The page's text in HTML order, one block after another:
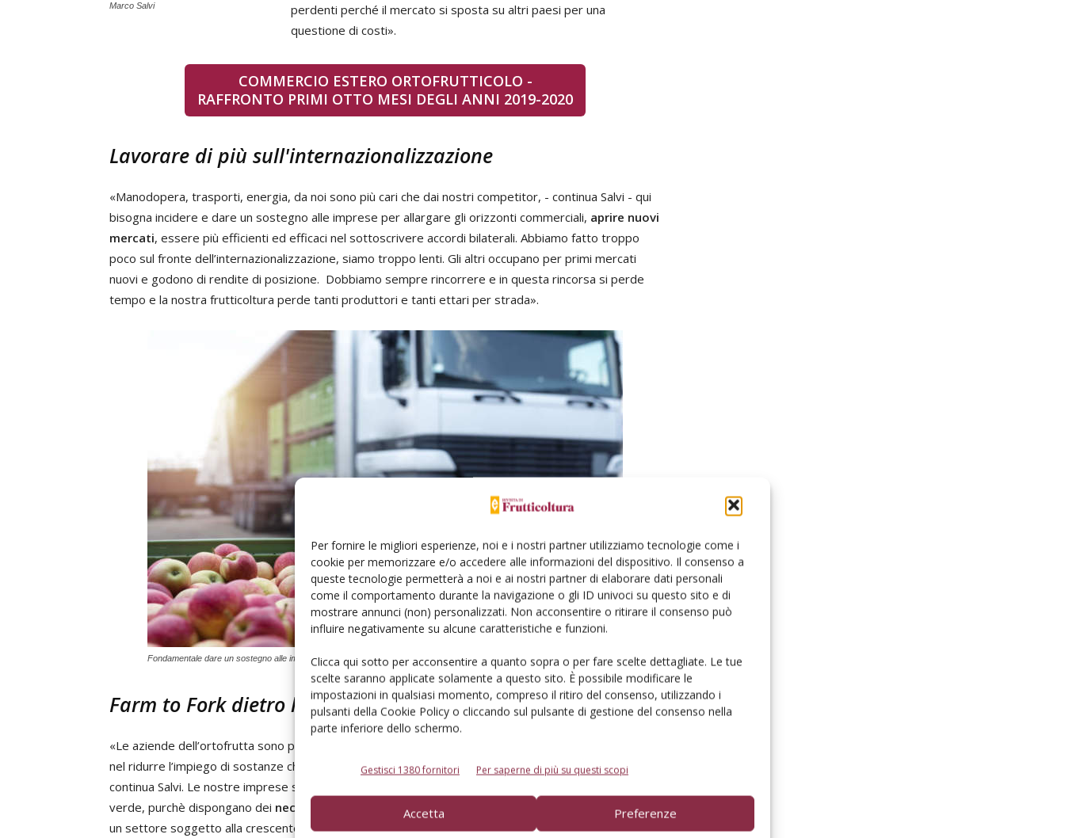
Per fornire le migliori esperienze, noi e i nostri partner utilizziamo tecnologie come i
cookie per memorizzare e/o accedere alle informazioni del dispositivo. Il consenso a
queste tecnologie permetterà a noi e ai nostri partner di elaborare dati personali
come il comportamento durante la navigazione o gli ID univoci su questo sito e di
mostrare annunci (non) personalizzati. Non acconsentire o ritirare il consenso può
influire negativamente su alcune caratteristiche e funzioni.
Clicca qui sotto per acconsentire a quanto sopra o per fare scelte dettagliate. Le tue
scelte saranno applicate solamente a questo sito. È possibile modificare le
impostazioni in qualsiasi momento, compreso il ritiro del consenso, utilizzando i
pulsanti della Cookie Policy o cliccando sul pulsante di gestione del consenso nella
parte inferiore dello schermo.
Gestisci 1380 fornitori Per saperne di più su questi scopi
Accetta Preferenze
Marco Salvi
perdenti perché il mercato si sposta su altri paesi per una
questione di costi».
COMMERCIO ESTERO ORTOFRUTTICOLO -
RAFFRONTO PRIMI OTTO MESI DEGLI ANNI 2019-2020
Lavorare di più sull'internazionalizzazione
«Manodopera, trasporti, energia, da noi sono più cari che dai nostri competitor, - continua Salvi - qui
bisogna incidere e dare un sostegno alle imprese per allargare gli orizzonti commerciali, aprire nuovi
mercati, essere più efficienti ed efficaci nel sottoscrivere accordi bilaterali. Abbiamo fatto troppo
poco sul fronte dell’internazionalizzazione, siamo troppo lenti. Gli altri occupano per primi mercati
nuovi e godono di rendite di posizione. Dobbiamo sempre rincorrere e in questa rincorsa si perde
tempo e la nostra frutticoltura perde tanti produttori e tanti ettari per strada».
Fondamentale dare un sostegno alle imprese per allargare gli orizzonti commerciali
Farm to Fork dietro l'angolo
«Le aziende dell’ortofrutta sono pronte a raccogliere la sfida, già da diversi anni sono in prima linea
nel ridurre l’impiego di sostanze chimiche privilegiando metodi alternativi come la lotta integrata -
continua Salvi. Le nostre imprese sono disponibili ad essere protagoniste di questa rivoluzione
verde, purchè dispongano dei necessari strumenti di protezione delle colture
, indispensabili per
un settore soggetto alla crescente instabilità climatica, a ricorrenti fitopatie e invasioni di specie